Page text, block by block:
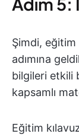
Şimdi, eğitim
adımına
bilgileri etkili
kapsamlı
Eğitim